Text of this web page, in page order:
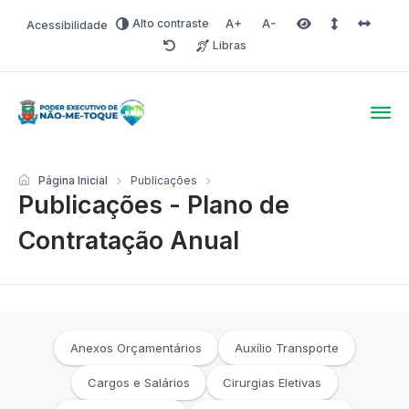
Acessibilidade Alto contraste Aumentar fonte
Diminuir fonteÁrea selecionada
Espaço
RedefinirLibras
Publicações - Plano de
Contratação Anual
Página Inicial Publicações
Anexos Orçamentários Auxílio Transporte
Cargos e Salários Cirurgias Eletivas